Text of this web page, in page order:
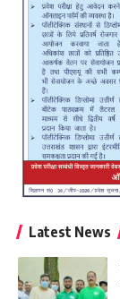
Latest News